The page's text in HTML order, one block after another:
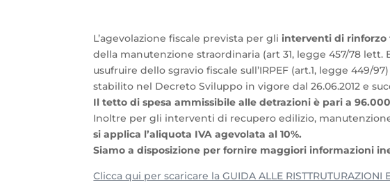
L’agevolazione fiscale prevista per gliinterventi di rinforzo
della manutenzione straordinaria (art 31, legge 457/78
usufruire dello sgravio fiscale sull’IRPEF (art.1, legge 449/
stabilito nel Decreto Sviluppo in vigore dal 26.06.2012 e
Il tetto di spesa ammissibile alle detrazioni è pari a
Inoltre per gli interventi di recupero edilizio,
si applica l’aliquota IVA agevolata al 10%.
Siamo a disposizione per fornire maggiori informazioni
Clicca qui per scaricare la GUIDA ALLE RISTTRUTURAZIONI